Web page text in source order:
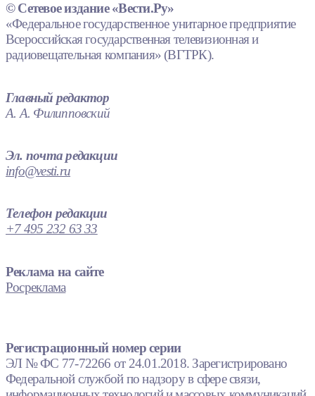
© Сетевое издание «Вести.Ру»
«Федеральное государственное унитарное предприятие
Всероссийская государственная телевизионная и
радиовещательная компания» (ВГТРК).
Главный редактор
А. А. Филипповский
Эл. почта редакции
info@vesti.ru
Телефон редакции
+7 495 232 63 33
Реклама на сайте
Росреклама
Регистрационный номер серии
ЭЛ № ФС 77-72266 от 24.01.2018. Зарегистрировано
Федеральной службой по надзору в сфере связи,